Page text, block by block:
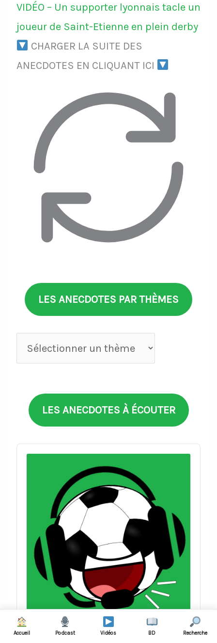
VIDÉO – Un supporter lyonnais tacle un
joueur de Saint-Etienne en plein derby
CHARGER LA SUITE DES
ANECDOTES EN CLIQUANT ICI
LES ANECDOTES PAR THÈMES
Anecdotes
par
LES ANECDOTES À ÉCOUTER
Audio
Player
Il fait Rennes-Paris à vélo
Accueil Podcast Vidéos BD Recherche